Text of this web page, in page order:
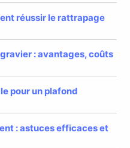
réussir le rattrapage
: avantages, coûts
pour un plafond
: astuces efficaces et